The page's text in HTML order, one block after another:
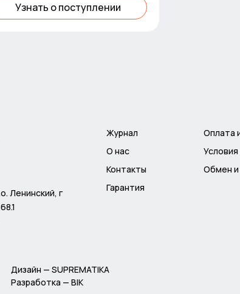
Узнать о поступлении
Ленинский, г
Журнал
О нас
Контакты
Гарантия
Оплата
Обмен и
Дизайн — SUPREMATIKA
Разработка — BIK